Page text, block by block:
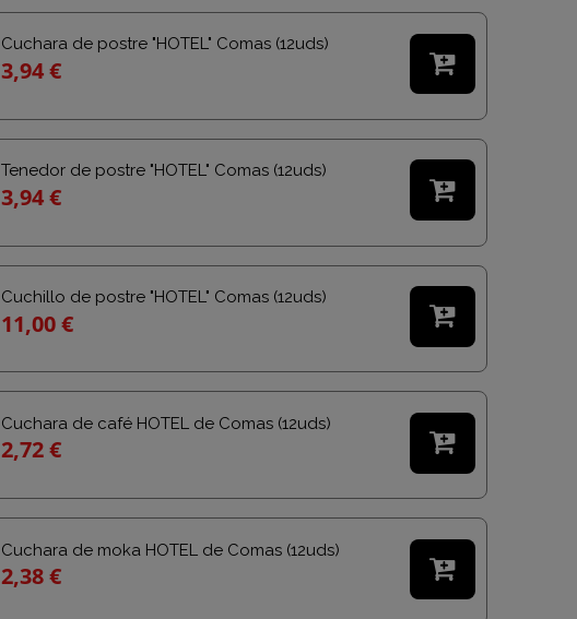
Cuchara de postre "HOTEL" Comas (12uds)
3,94 € 
Tenedor de postre "HOTEL" Comas (12uds)
3,94 € 
Cuchillo de postre "HOTEL" Comas (12uds)
11,00 € 
Cuchara de café HOTEL de Comas (12uds)
2,72 € 
Cuchara de moka HOTEL de Comas (12uds)
2,38 € 